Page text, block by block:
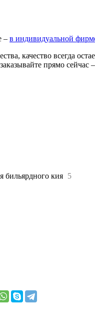
– в индивидуальной
качество всегда
прямо
бильярдного кия 5